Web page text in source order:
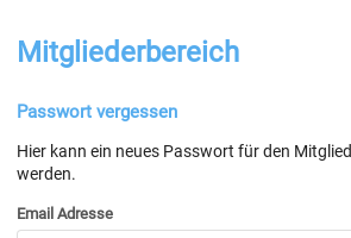
Mitgliederbereich
Passwort vergessen
Hier kann ein neues Passwort für den
werden.
Email Adresse